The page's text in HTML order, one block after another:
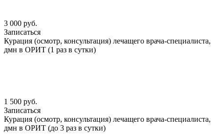
3 000 руб.
Записаться
Курация (осмотр, консультация) лечащего врача-специалиста,
дмн в ОРИТ (1 раз в сутки)
1 500 руб.
Записаться
Курация (осмотр, консультация) лечащего врача-специалиста,
дмн в ОРИТ (до 3 раз в сутки)